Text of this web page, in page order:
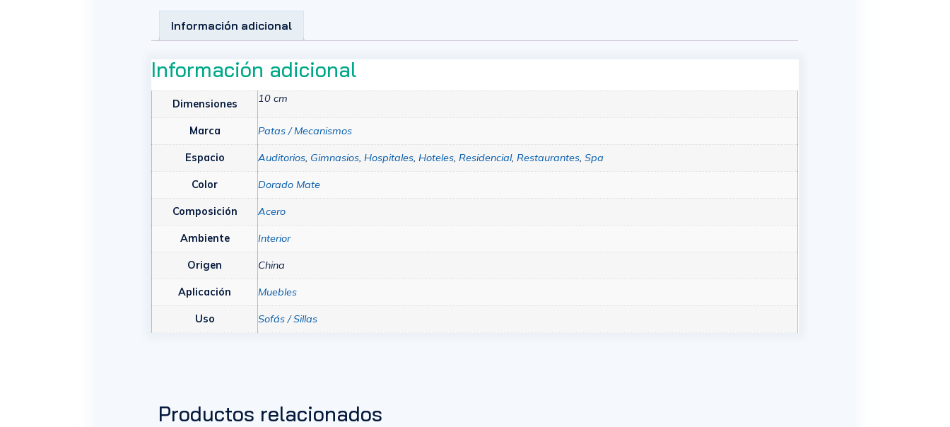
Información adicional
Información adicional
Dimensiones 10 cm
Marca Patas / Mecanismos
Espacio Auditorios Gimnasios Hospitales Hoteles Residencial, Restaurantes ,Spa
Color Dorado Mate
Composición Acero
Ambiente Interior
Origen China
Aplicación Muebles
Uso Sofás / Sillas
Productos relacionados